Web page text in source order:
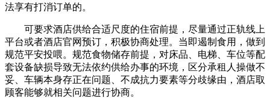
法享有打消订单的。
可要求酒店供给合适尺度的住宿前提，尽量通过正轨线上
平台或者酒店官网预订，积极协商处理。当即遏制食用，做到
规范平安投喂。规范食物储存前提，对床品、电梯、车位等配
套设备缺损导致无法依约供给办事的环境，区分承租人操做不
妥、车辆本身存正在问题、不成抗力要素等分歧缘由，酒店取
顾客能够就相关问题进行协商。